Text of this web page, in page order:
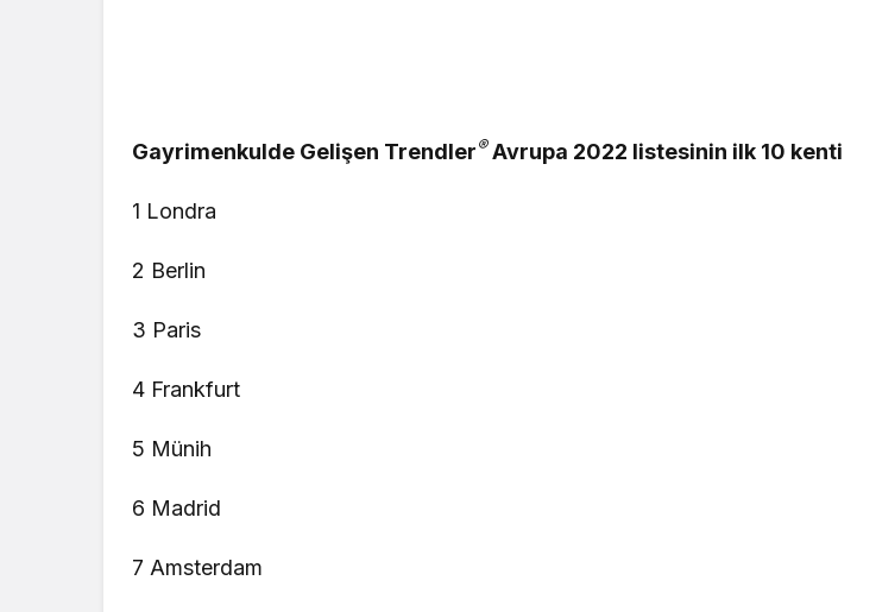
Gayrimenkulde Gelişen Trendler®Avrupa 2022 listesinin ilk 10 kenti
1 Londra
2 Berlin
3 Paris
4 Frankfurt
5 Münih
6 Madrid
7 Amsterdam